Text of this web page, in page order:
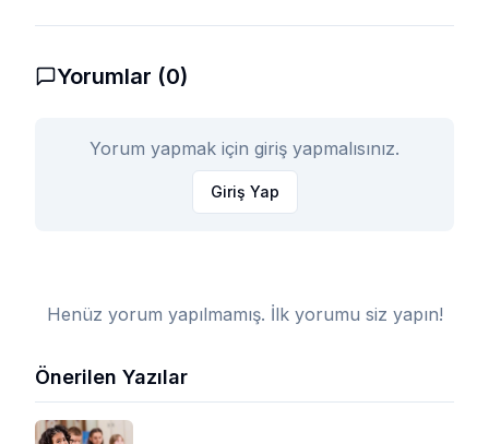
Yorumlar (0)
Yorum yapmak için giriş yapmalısınız.
Giriş Yap
Henüz yorum yapılmamış. İlk yorumu siz yapın!
Önerilen Yazılar